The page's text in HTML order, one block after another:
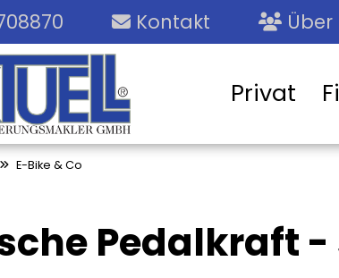
Kontakt Über
Privat
E-Bike & Co
Pedalkraft -